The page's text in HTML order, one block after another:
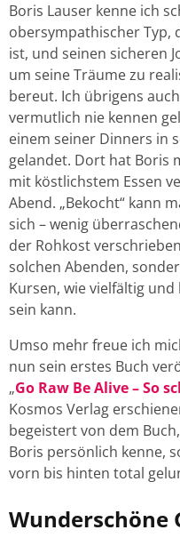
Boris Lauser kenne ich
obersympathischer Typ,
ist, und seinen sicheren
um seine Träume zu
bereut. Ich übrigens
vermutlich nie kennen
einem seiner Dinners in
gelandet. Dort hat Boris
mit köstlichstem Essen
Abend. „Bekocht“ kann
sich – wenig
der Rohkost
solchen Abenden,
Kursen, wie vielfältig
sein kann.
Umso mehr freue ich
nun sein erstes Buch
„Go Raw Be Alive – So
Kosmos Verlag
begeistert von dem
Boris persönlich kenne,
vorn bis hinten total
Wunderschöne